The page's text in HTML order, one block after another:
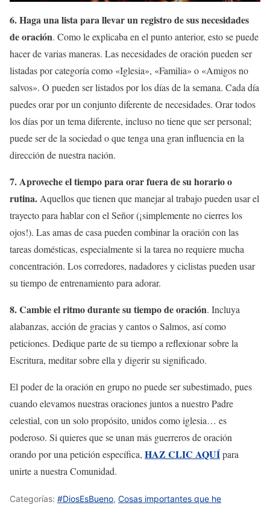
6. Haga una lista para llevar un registro de sus necesidades
de oración. Como le explicaba en el punto anterior, esto se puede
hacer de varias maneras. Las necesidades de oración pueden ser
listadas por categoría como «Iglesia», «Familia» o «Amigos no
salvos». O pueden ser listados por los días de la semana. Cada día
puedes orar por un conjunto diferente de necesidades. Orar todos
los días por un tema diferente, incluso no tiene que ser personal;
puede ser de la sociedad o que tenga una gran influencia en la
dirección de nuestra nación.
7. Aproveche el tiempo para orar fuera de su horario o
rutina.Aquellos que tienen que manejar al trabajo pueden usar el
trayecto para hablar con el Señor (¡simplemente no cierres los
ojos!). Las amas de casa pueden combinar la oración con las
tareas domésticas, especialmente si la tarea no requiere mucha
concentración. Los corredores, nadadores y ciclistas pueden usar
su tiempo de entrenamiento para adorar.
8. Cambie el ritmo durante su tiempo de oración. Incluya
alabanzas, acción de gracias y cantos o Salmos, así como
peticiones. Dedique parte de su tiempo a reflexionar sobre la
Escritura, meditar sobre ella y digerir su significado.
El poder de la oración en grupo no puede ser subestimado, pues
cuando elevamos nuestras oraciones juntos a nuestro Padre
celestial, con un solo propósito, unidos como iglesia… es
poderoso. Si quieres que se unan más guerreros de oración
orando por una petición específica, HAZ CLIC AQUÍpara
unirte a nuestra Comunidad.
Categorías: #DiosEsBueno, Cosas importantes que he